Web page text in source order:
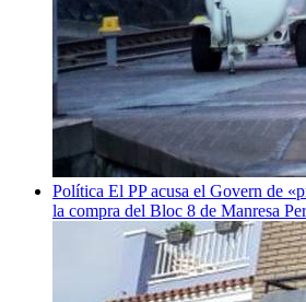
Política El PP acusa el Govern de
la compra del Bloc 8 de Manresa